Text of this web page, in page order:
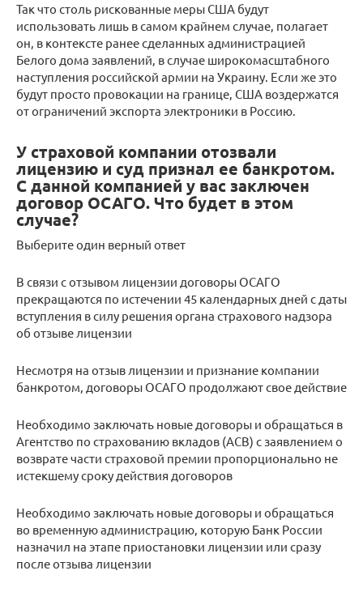
Так что столь рискованные меры США будут
использовать лишь в самом крайнем случае, полагает
он, в контексте ранее сделанных администрацией
Белого дома заявлений, в случае широкомасштабного
наступления российской армии на Украину. Если же это
будут просто провокации на границе, США воздержатся
от ограничений экспорта электроники в Россию.
У страховой компании отозвали
лицензию и суд признал ее банкротом.
С данной компанией у вас заключен
договор ОСАГО. Что будет в этом
случае?
Выберите один верный ответ
В связи с отзывом лицензии договоры ОСАГО
прекращаются по истечении 45 календарных дней с даты
вступления в силу решения органа страхового надзора
об отзыве лицензии
Несмотря на отзыв лицензии и признание компании
банкротом, договоры ОСАГО продолжают свое действие
Необходимо заключать новые договоры и обращаться в
Агентство по страхованию вкладов (АСВ) с заявлением о
возврате части страховой премии пропорционально не
истекшему сроку действия договоров
Необходимо заключать новые договоры и обращаться
во временную администрацию, которую Банк России
назначил на этапе приостановки лицензии или сразу
после отзыва лицензии